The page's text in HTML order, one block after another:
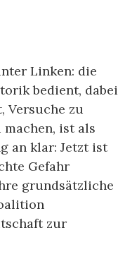
Linken: die
bedient, dabei
Versuche zu
ist als
an klar: Jetzt ist
Gefahr
grundsätzliche
zur